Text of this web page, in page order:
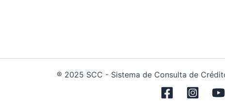
® 2025 SCC - Sistema de Consulta de